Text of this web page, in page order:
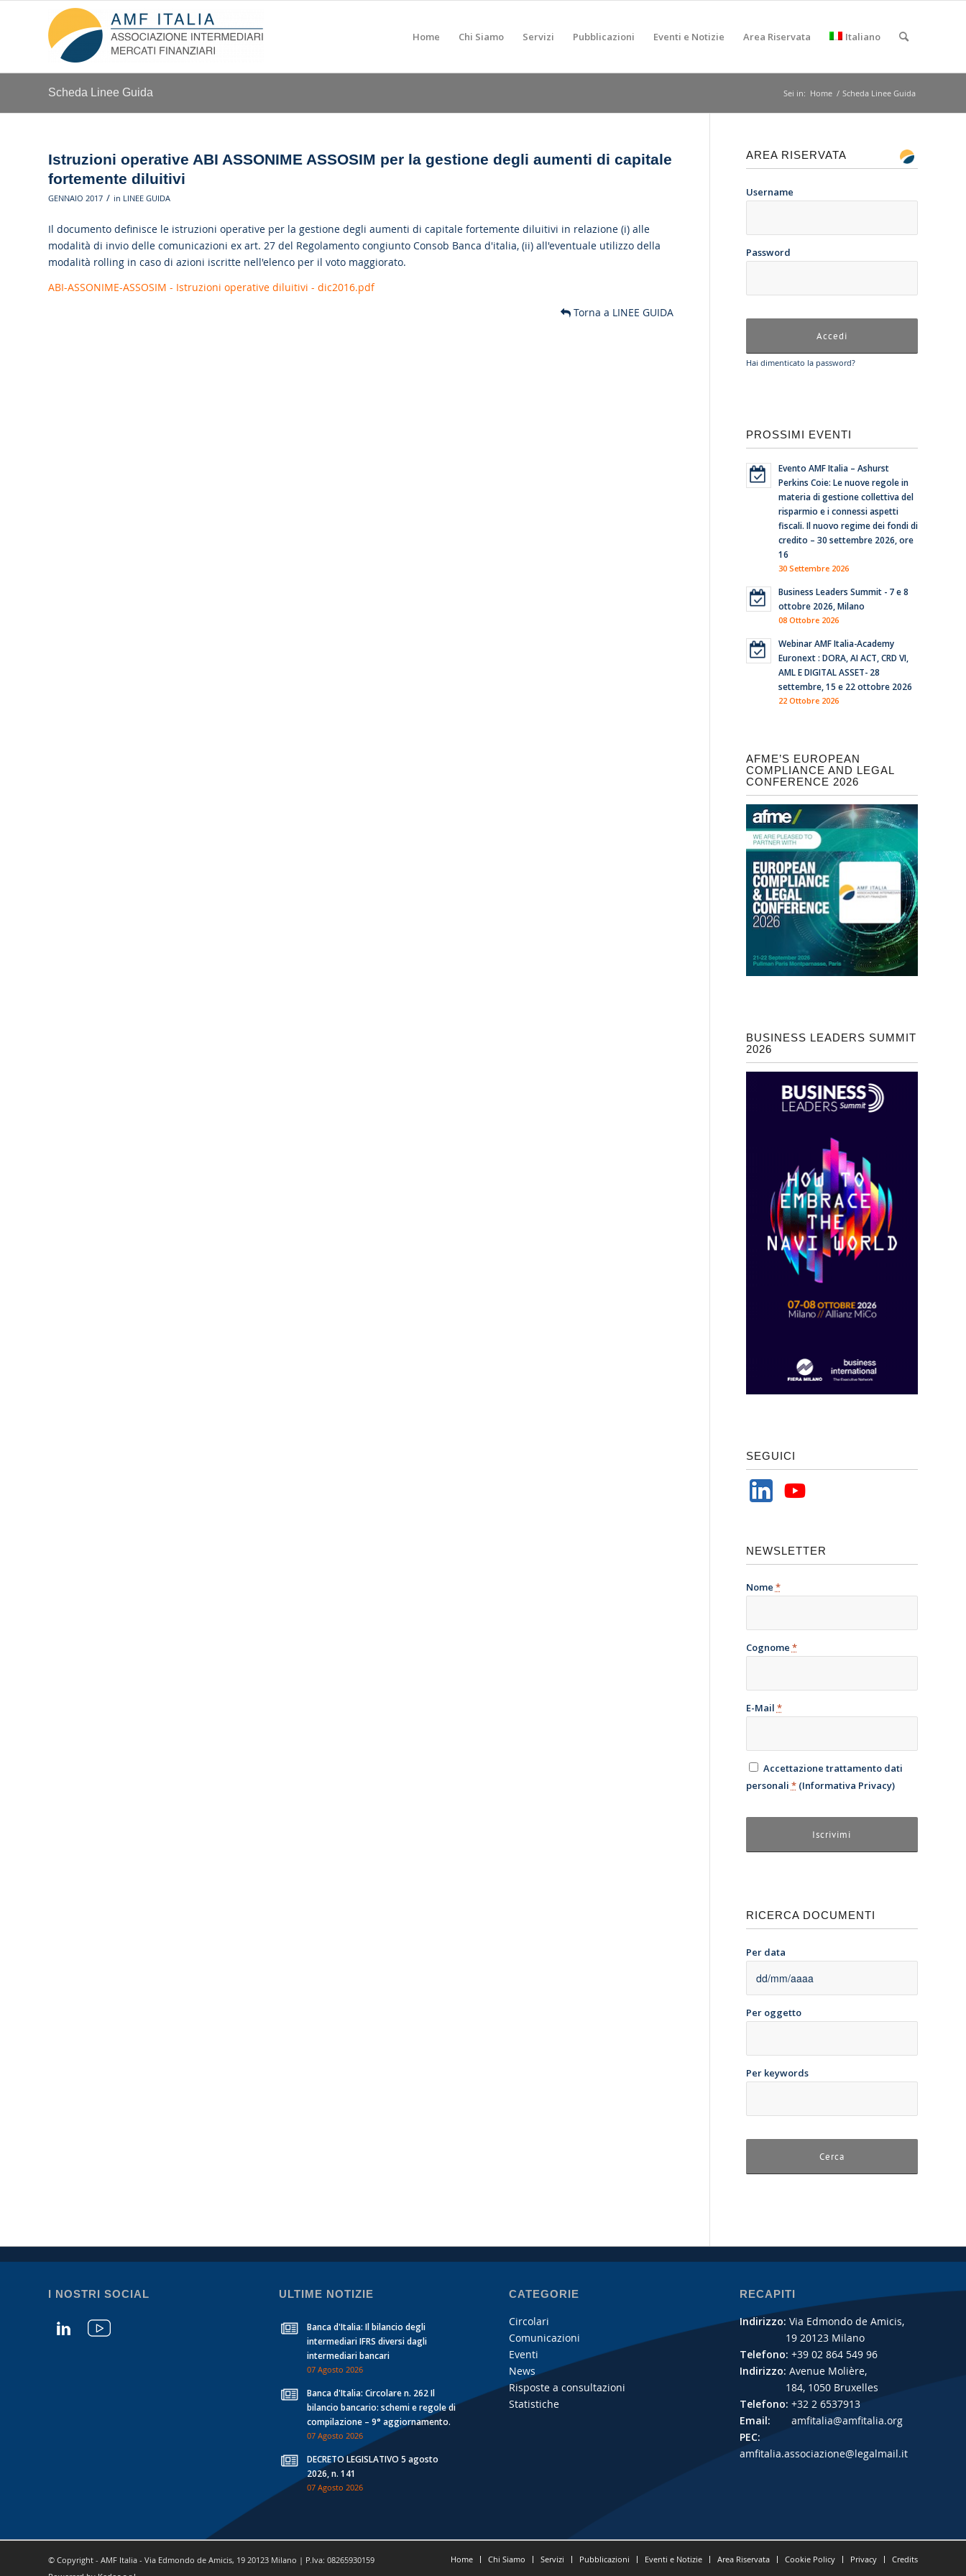
Home Chi Siamo Servizi Pubblicazioni Eventi e Notizie Area Riservata Italiano
Scheda Linee Guida Sei in: Home / Scheda Linee Guida
Istruzioni operative ABI ASSONIME ASSOSIM per la gestione degli aumenti di capitale
fortemente diluitivi
GENNAIO 2017 / in LINEE GUIDA
Il documento definisce le istruzioni operative per la gestione degli aumenti di capitale fortemente diluitivi in relazione (i) alle
modalità di invio delle comunicazioni ex art. 27 del Regolamento congiunto Consob Banca d'italia, (ii) all'eventuale utilizzo della
modalità rolling in caso di azioni iscritte nell'elenco per il voto maggiorato.
ABI-ASSONIME-ASSOSIM - Istruzioni operative diluitivi - dic2016.pdf
Torna a LINEE GUIDA
AREA RISERVATA
Username
Password
Hai dimenticato la password?
PROSSIMI EVENTI
Evento AMF Italia – Ashurst
Perkins Coie: Le nuove regole in
materia di gestione collettiva del
risparmio e i connessi aspetti
fiscali. Il nuovo regime dei fondi di
credito – 30 settembre 2026, ore
16
30 Settembre 2026
Business Leaders Summit - 7 e 8
ottobre 2026, Milano
08 Ottobre 2026
Webinar AMF Italia-Academy
Euronext : DORA, AI ACT, CRD VI,
AML E DIGITAL ASSET- 28
settembre, 15 e 22 ottobre 2026
22 Ottobre 2026
AFME’S EUROPEAN
COMPLIANCE AND LEGAL
CONFERENCE 2026
BUSINESS LEADERS SUMMIT
2026
SEGUICI
NEWSLETTER
Nome *
Cognome *
E-Mail *
Accettazione trattamento dati
personali *(Informativa Privacy)
RICERCA DOCUMENTI
Per data
Per oggetto
Per keywords
I NOSTRI SOCIAL ULTIME NOTIZIE
Banca d'Italia: Il bilancio degli
intermediari IFRS diversi dagli
intermediari bancari
07 Agosto 2026
Banca d'Italia: Circolare n. 262 Il
bilancio bancario: schemi e regole di
compilazione – 9° aggiornamento.
07 Agosto 2026
DECRETO LEGISLATIVO 5 agosto
2026, n. 141
07 Agosto 2026
CATEGORIE
Circolari
Comunicazioni
Eventi
News
Risposte a consultazioni
Statistiche
RECAPITI
Indirizzo: Via Edmondo de Amicis,
19 20123 Milano
Telefono: +39 02 864 549 96
Indirizzo: Avenue Molière,
184, 1050 Bruxelles
Telefono: +32 2 6537913
Email:
amfitalia@amfitalia.org
PEC:
amfitalia.associazione@legalmail.it
© Copyright - AMF Italia - Via Edmondo de Amicis, 19 20123 Milano | P.Iva: 08265930159
Home Chi Siamo Servizi Pubblicazioni Eventi e Notizie Area Riservata Cookie Policy Privacy Credits